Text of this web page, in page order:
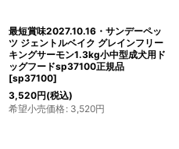
最短賞味2027.10.16・サンデーペッ
ツ ジェントルベイク グレインフリー
キングサーモン1.3kg小中型成犬用ド
ッグフードsp37100正規品
[sp37100]
3,520円(税込)
希望小売価格: 3,520円